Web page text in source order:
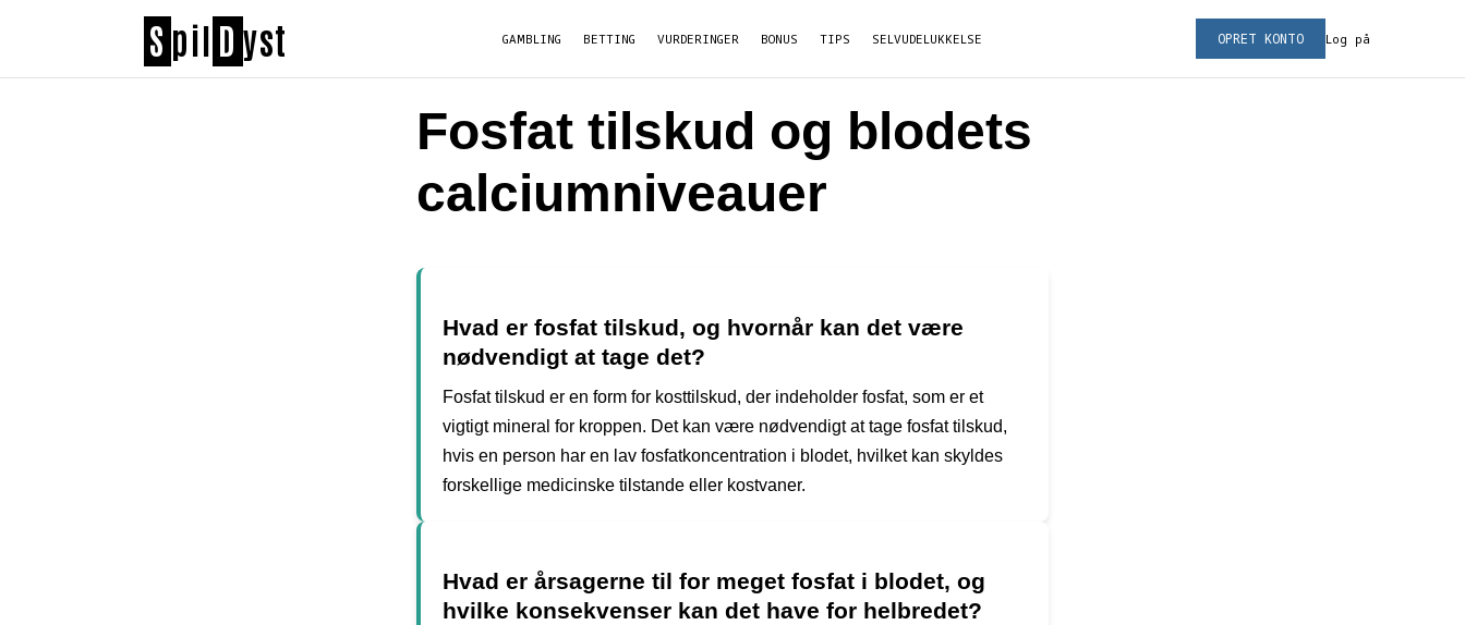
S pil D yst GAMBLING BETTING VURDERINGER BONUS TIPS SELVUDELUKKELSE Log på
OPRET KONTO
Fosfat tilskud og blodets
calciumniveauer
Hvad er fosfat tilskud, og hvornår kan det være
nødvendigt at tage det?
Fosfat tilskud er en form for kosttilskud, der indeholder fosfat, som er et
vigtigt mineral for kroppen. Det kan være nødvendigt at tage fosfat tilskud,
hvis en person har en lav fosfatkoncentration i blodet, hvilket kan skyldes
forskellige medicinske tilstande eller kostvaner.
Hvad er årsagerne til for meget fosfat i blodet, og
hvilke konsekvenser kan det have for helbredet?